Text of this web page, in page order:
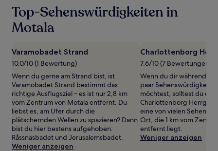
24 Stunden
einen
Aufenthalt
1 Übernachtung
2 Erwachsenen
gefunden
wurde.
Preise
und
Verfügbarkeiten
können
sich
ändern.
Es
Top-Sehenswürdigkeiten in
Motala
Varamobadet Strand
10.0/10 (1 Bewertung)
Wenn du gerne am Strand bist, ist
Varamobadet Strand bestimmt das
richtige Ausflugsziel – es ist nur 2,8 km
vom Zentrum von Motala entfernt. Du
liebst es, am Ufer durch die
plätschernden Wellen zu spazieren? Dann
bist du hier bestens aufgehoben:
Råssnäsbadet und Jerusalemsbadet.
Weniger anzeigen
Charlottenborg
7.6/10 (7 Bewertungen)
Wenn du dir während
paar
möchtest, solltest du
Charlottenborg Herrgård
eine von vielen
Ort, die 1 km vom
entfernt liegt.
Weniger anzeigen